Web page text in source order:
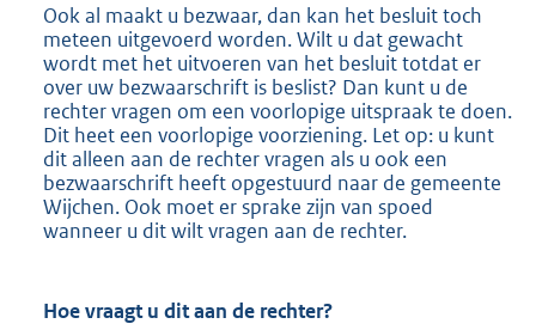
Ook al maakt u bezwaar, dan kan het besluit toch
meteen uitgevoerd worden. Wilt u dat gewacht
wordt met het uitvoeren van het besluit totdat er
over uw bezwaarschrift is beslist? Dan kunt u de
rechter vragen om een voorlopige uitspraak te doen.
Dit heet een voorlopige voorziening. Let op: u kunt
dit alleen aan de rechter vragen als u ook een
bezwaarschrift heeft opgestuurd naar de gemeente
Wijchen. Ook moet er sprake zijn van spoed
wanneer u dit wilt vragen aan de rechter.
Hoe vraagt u dit aan de rechter?